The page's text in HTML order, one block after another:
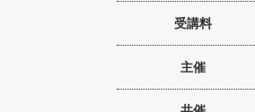
受講料
主催